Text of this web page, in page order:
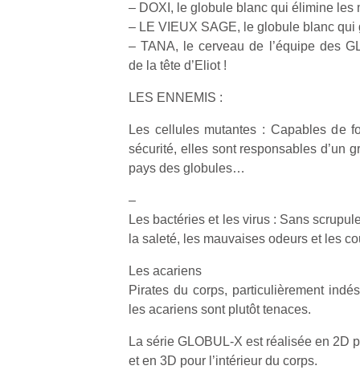
– DOXI, le globule blanc qui élimine les
– LE VIEUX SAGE, le globule blanc qui
– TANA, le cerveau de l’équipe des
de la tête d’Eliot !
LES ENNEMIS :
Les cellules mutantes : Capables de
sécurité, elles sont responsables d’un
pays des globules…
–
Les bactéries et les virus : Sans
la saleté, les mauvaises odeurs et les
Les acariens
Pirates du corps, particulièrement
les acariens sont plutôt tenaces.
La série GLOBUL-X est réalisée en 2D
et en 3D pour l’intérieur du corps.
NextGen,
une
mécanique
Beeper
enfants
débordent
souvent
Varier les
occupations
Des
les petits !
Durant les
et avec le
retour des
jours, c’est
l’occasion